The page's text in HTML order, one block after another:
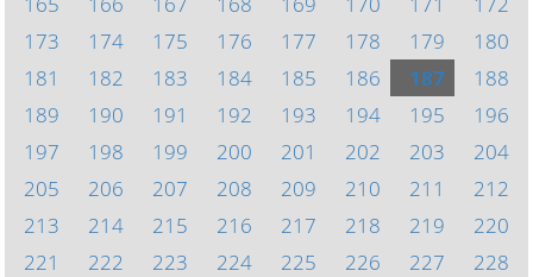
173
174 175 176 177 178 179
180
181
182 183 184 185 186 187
188
189
190 191 192 193 194 195
196
197
198 199 200 201 202 203
204
205
206 207 208 209 210 211
212
213
214 215 216 217 218 219
220
221
222 223 224 225 226 227
228